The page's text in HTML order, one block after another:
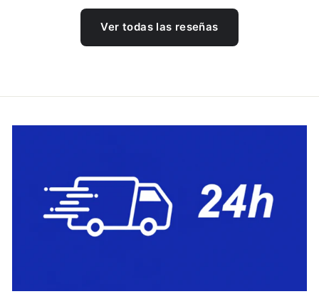
Ver todas las reseñas